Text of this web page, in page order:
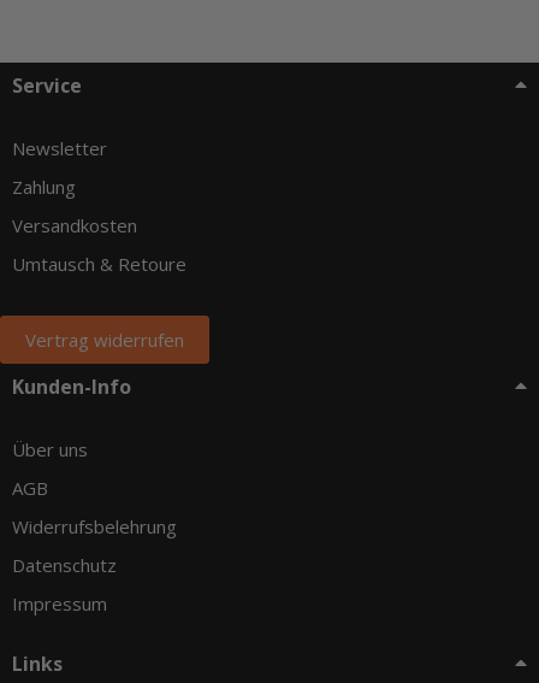
Service
Newsletter
Zahlung
Versandkosten
Umtausch & Retoure
Vertrag widerrufen
Kunden-Info
Über uns
AGB
Widerrufsbelehrung
Datenschutz
Impressum
Links